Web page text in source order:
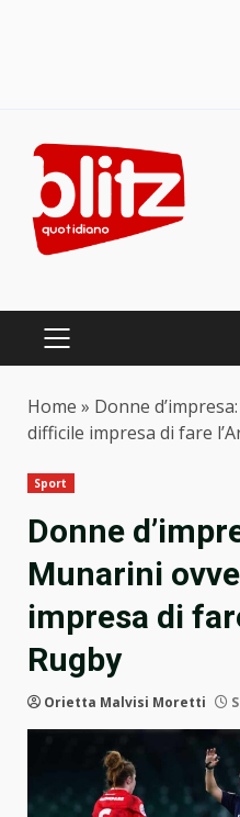
content
PRIMARY
Home » Donne
difficile impresa di fare
Sport
Donne
Munarini
impresa di
Rugby
Orietta Malvisi Moretti